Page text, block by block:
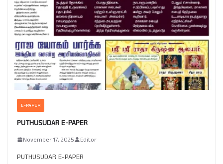
E-PAPER
PUTHUSUDAR E-PAPER
November 17, 2025 Editor
PUTHUSUDAR E-PAPER